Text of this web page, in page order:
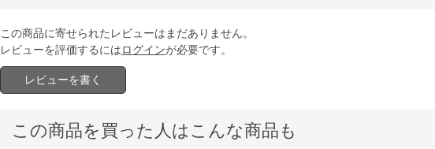
この商品に寄せられたレビューはまだありません。
レビューを評価するにはログインが必要です。
レビューを書く
この商品を買った人はこんな商品も